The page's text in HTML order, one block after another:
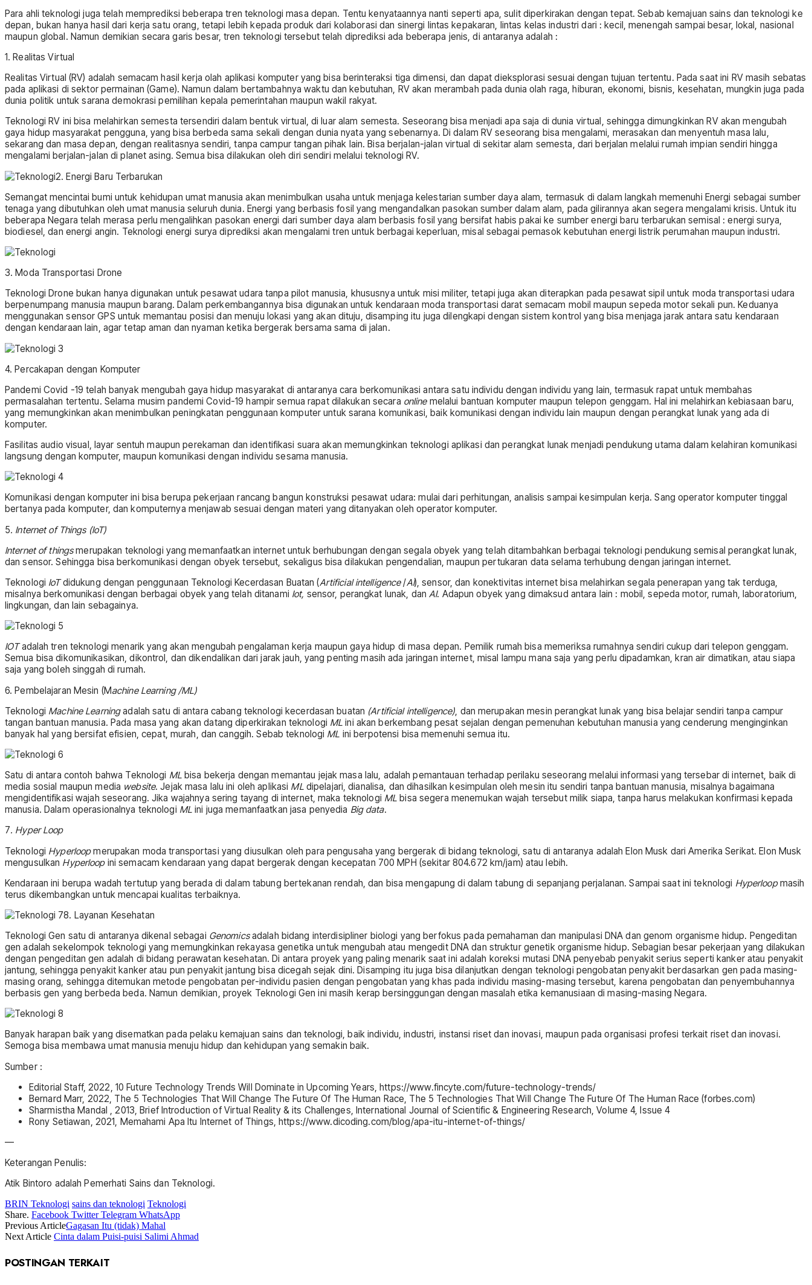
Para ahli teknologi juga telah memprediksi beberapa tren teknologi masa depan. Tentu kenyataannya nanti seperti apa, sulit diperkirakan dengan tepat. Sebab kemajuan sains dan teknologi ke
depan, bukan hanya hasil dari kerja satu orang, tetapi lebih kepada produk dari kolaborasi dan sinergi lintas kepakaran, lintas kelas industri dari : kecil, menengah sampai besar, lokal, nasional
maupun global. Namun demikian secara garis besar, tren teknologi tersebut telah diprediksi ada beberapa jenis, di antaranya adalah :
1. Realitas Virtual
Realitas Virtual (RV) adalah semacam hasil kerja olah aplikasi komputer yang bisa berinteraksi tiga dimensi, dan dapat dieksplorasi sesuai dengan tujuan tertentu. Pada saat ini RV masih sebatas
pada aplikasi di sektor permainan (Game). Namun dalam bertambahnya waktu dan kebutuhan, RV akan merambah pada dunia olah raga, hiburan, ekonomi, bisnis, kesehatan, mungkin juga pada
dunia politik untuk sarana demokrasi pemilihan kepala pemerintahan maupun wakil rakyat.
Teknologi RV ini bisa melahirkan semesta tersendiri dalam bentuk virtual, di luar alam semesta. Seseorang bisa menjadi apa saja di dunia virtual, sehingga dimungkinkan RV akan mengubah
gaya hidup masyarakat pengguna, yang bisa berbeda sama sekali dengan dunia nyata yang sebenarnya. Di dalam RV seseorang bisa mengalami, merasakan dan menyentuh masa lalu,
sekarang dan masa depan, dengan realitasnya sendiri, tanpa campur tangan pihak lain. Bisa berjalan-jalan virtual di sekitar alam semesta, dari berjalan melalui rumah impian sendiri hingga
mengalami berjalan-jalan di planet asing. Semua bisa dilakukan oleh diri sendiri melalui teknologi RV.
2. Energi Baru Terbarukan
Semangat mencintai bumi untuk kehidupan umat manusia akan menimbulkan usaha untuk menjaga kelestarian sumber daya alam, termasuk di dalam langkah memenuhi Energi sebagai sumber
tenaga yang dibutuhkan oleh umat manusia seluruh dunia. Energi yang berbasis fosil yang mengandalkan pasokan sumber dalam alam, pada gilirannya akan segera mengalami krisis. Untuk itu
beberapa Negara telah merasa perlu mengalihkan pasokan energi dari sumber daya alam berbasis fosil yang bersifat habis pakai ke sumber energi baru terbarukan semisal : energi surya,
biodiesel, dan energi angin. Teknologi energi surya diprediksi akan mengalami tren untuk berbagai keperluan, misal sebagai pemasok kebutuhan energi listrik perumahan maupun industri.
3. Moda Transportasi Drone
Teknologi Drone bukan hanya digunakan untuk pesawat udara tanpa pilot manusia, khususnya untuk misi militer, tetapi juga akan diterapkan pada pesawat sipil untuk moda transportasi udara
berpenumpang manusia maupun barang. Dalam perkembangannya bisa digunakan untuk kendaraan moda transportasi darat semacam mobil maupun sepeda motor sekali pun. Keduanya
menggunakan sensor GPS untuk memantau posisi dan menuju lokasi yang akan dituju, disamping itu juga dilengkapi dengan sistem kontrol yang bisa menjaga jarak antara satu kendaraan
dengan kendaraan lain, agar tetap aman dan nyaman ketika bergerak bersama sama di jalan.
4. Percakapan dengan Komputer
Pandemi Covid -19 telah banyak mengubah gaya hidup masyarakat di antaranya cara berkomunikasi antara satu individu dengan individu yang lain, termasuk rapat untuk membahas
permasalahan tertentu. Selama musim pandemi Covid-19 hampir semua rapat dilakukan secara onlinemelalui bantuan komputer maupun telepon genggam. Hal ini melahirkan kebiasaan baru,
yang memungkinkan akan menimbulkan peningkatan penggunaan komputer untuk sarana komunikasi, baik komunikasi dengan individu lain maupun dengan perangkat lunak yang ada di
komputer.
Fasilitas audio visual, layar sentuh maupun perekaman dan identifikasi suara akan memungkinkan teknologi aplikasi dan perangkat lunak menjadi pendukung utama dalam kelahiran komunikasi
langsung dengan komputer, maupun komunikasi dengan individu sesama manusia.
Komunikasi dengan komputer ini bisa berupa pekerjaan rancang bangun konstruksi pesawat udara: mulai dari perhitungan, analisis sampai kesimpulan kerja. Sang operator komputer tinggal
bertanya pada komputer, dan komputernya menjawab sesuai dengan materi yang ditanyakan oleh operator komputer.
5. Internet of Things (IoT)
Internet of thingsmerupakan teknologi yang memanfaatkan internet untuk berhubungan dengan segala obyek yang telah ditambahkan berbagai teknologi pendukung semisal perangkat lunak,
dan sensor. Sehingga bisa berkomunikasi dengan obyek tersebut, sekaligus bisa dilakukan pengendalian, maupun pertukaran data selama terhubung dengan jaringan internet.
Teknologi IoTdidukung dengan penggunaan Teknologi Kecerdasan Buatan (Artificial intelligence/AI), sensor, dan konektivitas internet bisa melahirkan segala penerapan yang tak terduga,
misalnya berkomunikasi dengan berbagai obyek yang telah ditanami Iot, sensor, perangkat lunak, danAI. Adapun obyek yang dimaksud antara lain : mobil, sepeda motor, rumah, laboratorium,
lingkungan, dan lain sebagainya.
IOTadalah tren teknologi menarik yang akan mengubah pengalaman kerja maupun gaya hidup di masa depan. Pemilik rumah bisa memeriksa rumahnya sendiri cukup dari telepon genggam.
Semua bisa dikomunikasikan, dikontrol, dan dikendalikan dari jarak jauh, yang penting masih ada jaringan internet, misal lampu mana saja yang perlu dipadamkan, kran air dimatikan, atau siapa
saja yang boleh singgah di rumah.
6. Pembelajaran Mesin (Machine Learning /ML)
Teknologi Machine Learningadalah satu di antara cabang teknologi kecerdasan buatan (Artificial intelligence) , dan merupakan mesin perangkat lunak yang bisa belajar sendiri tanpa campur
tangan bantuan manusia. Pada masa yang akan datang diperkirakan teknologi ML ini akan berkembang pesat sejalan dengan pemenuhan kebutuhan manusia yang cenderung menginginkan
banyak hal yang bersifat efisien, cepat, murah, dan canggih. Sebab teknologi ML ini berpotensi bisa memenuhi semua itu.
Satu di antara contoh bahwa Teknologi ML bisa bekerja dengan memantau jejak masa lalu, adalah pemantauan terhadap perilaku seseorang melalui informasi yang tersebar di internet, baik di
media sosial maupun media website. Jejak masa lalu ini oleh aplikasi ML dipelajari, dianalisa, dan dihasilkan kesimpulan oleh mesin itu sendiri tanpa bantuan manusia, misalnya bagaimana
mengidentifikasi wajah seseorang. Jika wajahnya sering tayang di internet, maka teknologi ML bisa segera menemukan wajah tersebut milik siapa, tanpa harus melakukan konfirmasi kepada
manusia. Dalam operasionalnya teknologi MLini juga memanfaatkan jasa penyedia Big data.
7. Hyper Loop
Teknologi Hyperloopmerupakan moda transportasi yang diusulkan oleh para pengusaha yang bergerak di bidang teknologi, satu di antaranya adalah Elon Musk dari Amerika Serikat. Elon Musk
mengusulkan Hyperloop ini semacam kendaraan yang dapat bergerak dengan kecepatan 700 MPH (sekitar 804.672 km/jam) atau lebih.
Kendaraan ini berupa wadah tertutup yang berada di dalam tabung bertekanan rendah, dan bisa mengapung di dalam tabung di sepanjang perjalanan. Sampai saat ini teknologi Hyperloopmasih
terus dikembangkan untuk mencapai kualitas terbaiknya.
8. Layanan Kesehatan
Teknologi Gen satu di antaranya dikenal sebagai Genomicsadalah bidang interdisipliner biologi yang berfokus pada pemahaman dan manipulasi DNA dan genom organisme hidup. Pengeditan
gen adalah sekelompok teknologi yang memungkinkan rekayasa genetika untuk mengubah atau mengedit DNA dan struktur genetik organisme hidup. Sebagian besar pekerjaan yang dilakukan
dengan pengeditan gen adalah di bidang perawatan kesehatan. Di antara proyek yang paling menarik saat ini adalah koreksi mutasi DNA penyebab penyakit serius seperti kanker atau penyakit
jantung, sehingga penyakit kanker atau pun penyakit jantung bisa dicegah sejak dini. Disamping itu juga bisa dilanjutkan dengan teknologi pengobatan penyakit berdasarkan gen pada masing-
masing orang, sehingga ditemukan metode pengobatan per-individu pasien dengan pengobatan yang khas pada individu masing-masing tersebut, karena pengobatan dan penyembuhannya
berbasis gen yang berbeda beda. Namun demikian, proyek Teknologi Gen ini masih kerap bersinggungan dengan masalah etika kemanusiaan di masing-masing Negara.
Banyak harapan baik yang disematkan pada pelaku kemajuan sains dan teknologi, baik individu, industri, instansi riset dan inovasi, maupun pada organisasi profesi terkait riset dan inovasi.
Semoga bisa membawa umat manusia menuju hidup dan kehidupan yang semakin baik.
Sumber :
Editorial Staff, 2022, 10 Future Technology Trends Will Dominate in Upcoming Years, https://www.fincyte.com/future-technology-trends/
Bernard Marr, 2022, The 5 Technologies That Will Change The Future Of The Human Race, The 5 Technologies That Will Change The Future Of The Human Race (forbes.com)
Sharmistha Mandal , 2013, Brief Introduction of Virtual Reality & its Challenges, International Journal of Scientific & Engineering Research, Volume 4, Issue 4
Rony Setiawan, 2021, Memahami Apa Itu Internet of Things, https://www.dicoding.com/blog/apa-itu-internet-of-things/
—
Keterangan Penulis:
Atik Bintoro adalah Pemerhati Sains dan Teknologi.
BRIN Teknologi sains dan teknologi Teknologi
Share. Facebook Twitter Telegram WhatsApp
Previous ArticleGagasan Itu (tidak) Mahal
Next Article Cinta dalam Puisi-puisi Salimi Ahmad
POSTINGAN TERKAIT